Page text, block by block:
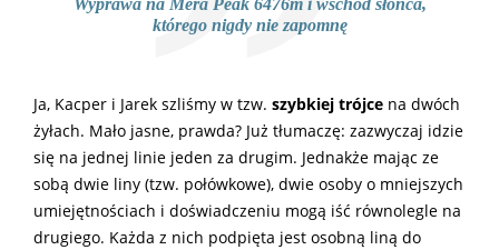
Wyprawa na Mera Peak 6476m i wschód słońca,
którego nigdy nie zapomnę
Ja, Kacper i Jarek szliśmy w tzw. szybkiej trójce na dwóch
żyłach. Mało jasne, prawda? Już tłumaczę: zazwyczaj idzie
się na jednej linie jeden za drugim. Jednakże mając ze
sobą dwie liny (tzw. połówkowe), dwie osoby o mniejszych
umiejętnościach i doświadczeniu mogą iść równolegle na
drugiego. Każda z nich podpięta jest osobną liną do